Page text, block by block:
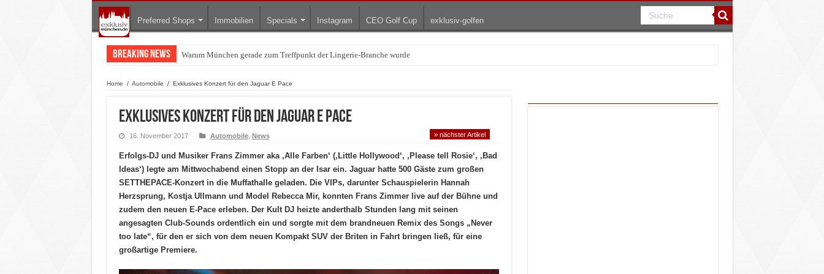
Preferred Shops Immobilien Specials Instagram CEO Golf Cup exklusiv-golfen
Breaking News BMW Art Cars in München: Warum die rollenden Kunstwerke bis heute einzigartig sind
Home / Automobile / Exklusives Konzert für den Jaguar E Pace
Exklusives Konzert für den Jaguar E Pace
16. November 2017 Automobile, News » nächster Artikel
Erfolgs-DJ und Musiker Frans Zimmer aka ‚Alle Farben‘ (‚Little Hollywood‘, ‚Please tell Rosie‘, ‚Bad
Ideas‘) legte am Mittwochabend einen Stopp an der Isar ein. Jaguar hatte 500 Gäste zum großen
SETTHEPACE-Konzert in die Muffathalle geladen. Die VIPs, darunter Schauspielerin Hannah
Herzsprung, Kostja Ullmann und Model Rebecca Mir, konnten Frans Zimmer live auf der Bühne und
zudem den neuen E-Pace erleben. Der Kult DJ heizte anderthalb Stunden lang mit seinen
angesagten Club-Sounds ordentlich ein und sorgte mit dem brandneuen Remix des Songs „Never
too late“, für den er sich von dem neuen Kompakt SUV der Briten in Fahrt bringen ließ, für eine
großartige Premiere.